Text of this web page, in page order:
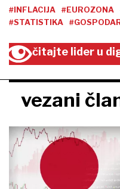
#INFLACIJA #EUROZONA
#STATISTIKA
čitajte lider u
vezani